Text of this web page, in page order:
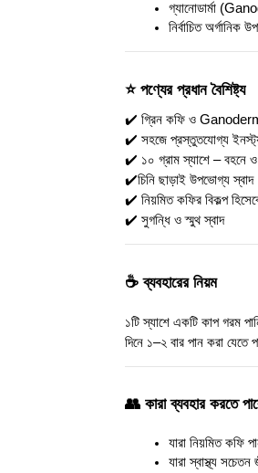
গ্যানোডার্মা
নির্বাচিত অর্গানিক
⭐ পণ্যের প্রধান বৈশিষ্ট্য
✔️ গ্রিন কফি ও
✔️ সহজে প্রস্তুতযোগ্য
✔️ ১০ গ্রাম স্যাশে – বহনে ও
✔️চিনি ছাড়াই উপভোগ্য স্বাদ
✔️ নিয়মিত কফির বিকল্প
✔️ সুগন্ধি ও স্মুথ স্বাদ
☕ ব্যবহারের নিয়ম
১টি স্যাশে একটি কাপ গরম
দিনে ১–২ বার পান করা যেতে
👥 কারা ব্যবহার করতে
যারা নিয়মিত কফি
যারা স্বাস্থ্য